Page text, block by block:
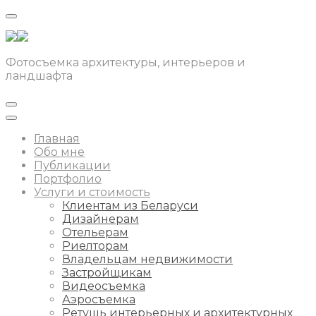
Фотосъемка архитектуры, интерьеров и
ландшафта
Главная
Обо мне
Публикации
Портфолио
Услуги и стоимость
Клиентам из Беларуси
Дизайнерам
Отельерам
Риелторам
Владельцам недвижимости
Застройщикам
Видеосъемка
Аэросъемка
Ретушь интерьерных и архитектурных